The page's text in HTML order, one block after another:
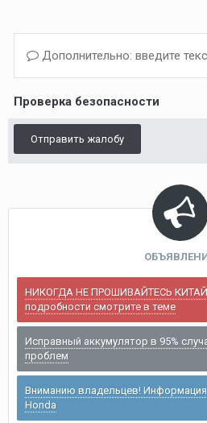
Дополнительно: введите
Проверка безопасности
Отправить жалобу
НИКОГДА НЕ ПРОШИВАЙТЕСЬ
подробности смотрите в теме
Исправный аккумулятор в 95%
проблем
Вниманию владельцев!
Honda